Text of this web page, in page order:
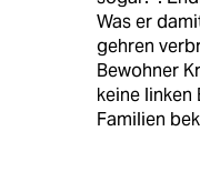
Was er
gehren
Bewohner
keine linken
Familien